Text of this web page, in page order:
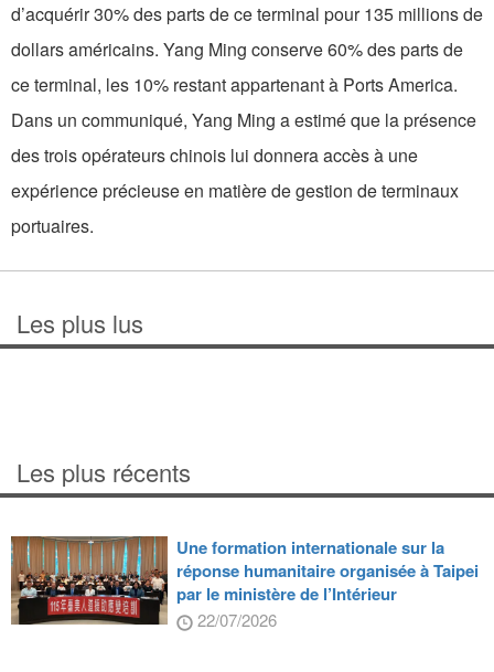
d’acquérir 30% des parts de ce terminal pour 135 millions de
dollars américains. Yang Ming conserve 60% des parts de
ce terminal, les 10% restant appartenant à Ports America.
Dans un communiqué, Yang Ming a estimé que la présence
des trois opérateurs chinois lui donnera accès à une
expérience précieuse en matière de gestion de terminaux
portuaires.
Les plus lus
Les plus récents
Une formation internationale sur la
réponse humanitaire organisée à Taipei
par le ministère de l’Intérieur
22/07/2026